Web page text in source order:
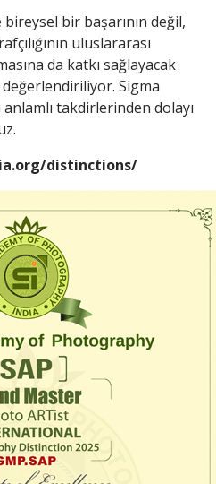
bir başarının değil,
uluslararası
da katkı sağlayacak
Sigma
takdirlerinden dolayı
distinctions/